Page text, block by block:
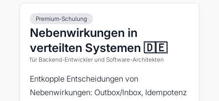
Premium-Schulung
Nebenwirkungen in
verteilten Systemen 🇩🇪
für Backend-Entwickler und Software-Architekten
Entkopple Entscheidungen von
Nebenwirkungen: Outbox/Inbox, Idempotenz